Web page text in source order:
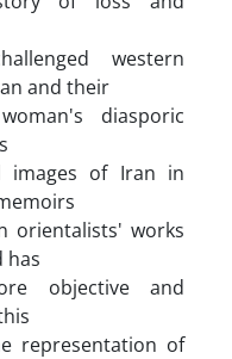
western
and their
diasporic
images of Iran in
orientalists' works
has
objective and
representation of